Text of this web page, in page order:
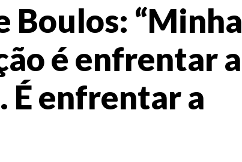
Boulos: “Minha
é enfrentar a
É enfrentar a